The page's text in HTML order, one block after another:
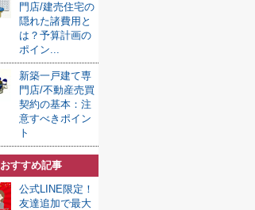
門店/建売住宅の
隠れた諸費用と
は？予算計画の
ポイン...
新築一戸建て専
門店/不動産売買
契約の基本：注
意すべきポイン
ト
おすすめ記事
公式LINE限定！
友達追加で最大